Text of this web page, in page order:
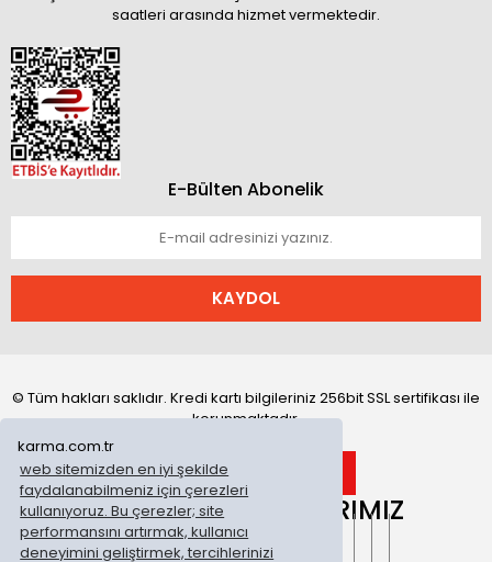
karma.com.tr
web sitemizden en iyi şekilde
faydalanabilmeniz için çerezleri
kullanıyoruz. Bu çerezler; site
performansını artırmak, kullanıcı
deneyimini geliştirmek, tercihlerinizi
saatleri arasında hizmet vermektedir.
E-Bülten Abonelik
KAYDOL
© Tüm hakları saklıdır. Kredi kartı bilgileriniz 256bit SSL sertifikası ile
korunmaktadır.
ONLİNE MAĞAZALARIMIZ